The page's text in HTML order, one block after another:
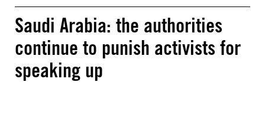
Saudi Arabia: the authorities
continue to punish activists for
speaking up